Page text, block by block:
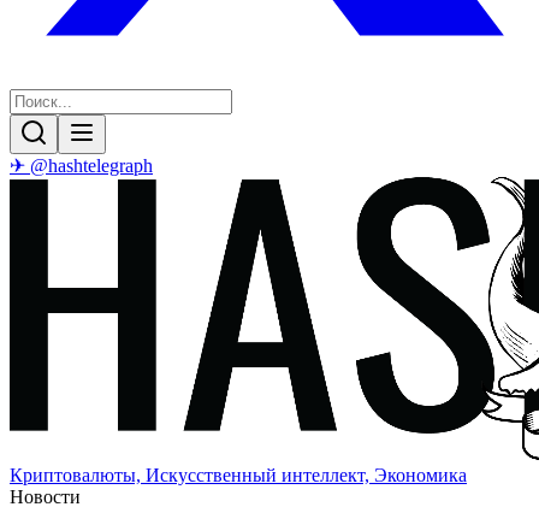
✈ @hashtelegraph
Криптовалюты, Искусственный интеллект, Экономика
Новости